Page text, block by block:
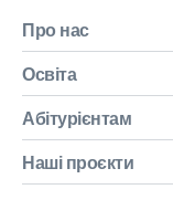
Про нас
Освіта
Абітурієнтам
Наші проєкти